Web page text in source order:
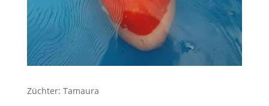
Züchter: Tamaura